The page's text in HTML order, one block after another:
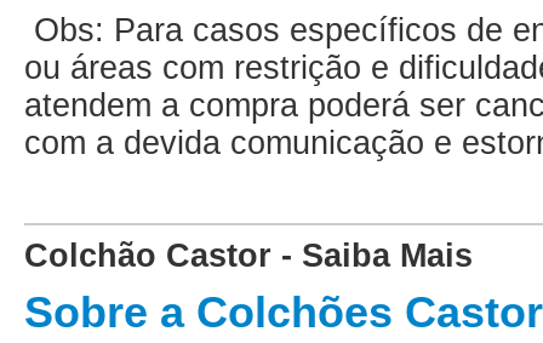
Obs: Para casos específicos de
ou áreas com restrição e
atendem a compra poderá ser
com a devida comunicação e
Colchão Castor - Saiba Mais
Sobre a Colchões Castor